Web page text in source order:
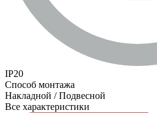
IP20
Способ монтажа
Накладной / Подвесной
Все характеристики